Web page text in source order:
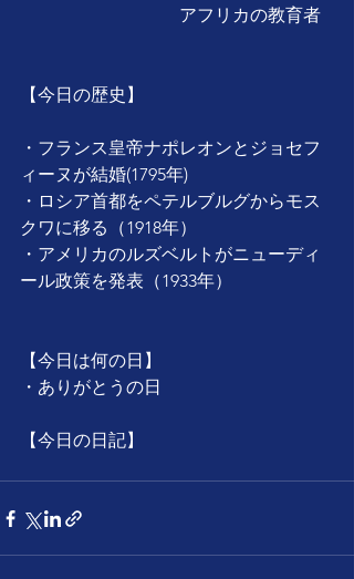
アフリカの教育者
【今日の歴史】
・フランス皇帝ナポレオンとジョセフ
ィーヌが結婚(1795年)
・ロシア首都をペテルブルグからモス
クワに移る（1918年）
・アメリカのルズベルトがニューディ
ール政策を発表（1933年）
【今日は何の日】
・ありがとうの日
【今日の日記】